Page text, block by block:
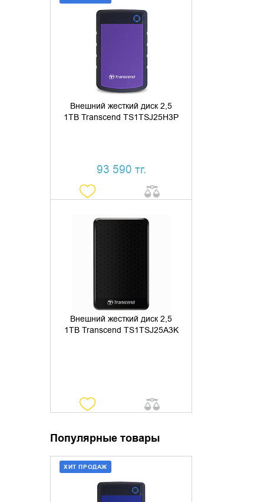
Внешний жесткий диск 2,5
1TB Transcend TS1TSJ25H3P
93 590 тг.
ДОБАВИТЬ В КОРЗИНУ
Внешний жесткий диск 2,5
1TB Transcend TS1TSJ25A3K
Популярные товары
ХИТ ПРОДАЖ
ДОБАВИТЬ В КОРЗИНУ